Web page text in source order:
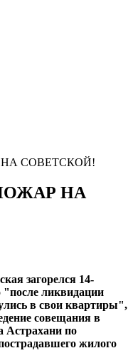
СОВЕТСКОЙ!
НА
загорелся 14-
ликвидации
в свои квартиры",
совещания в
Астрахани по
жилого